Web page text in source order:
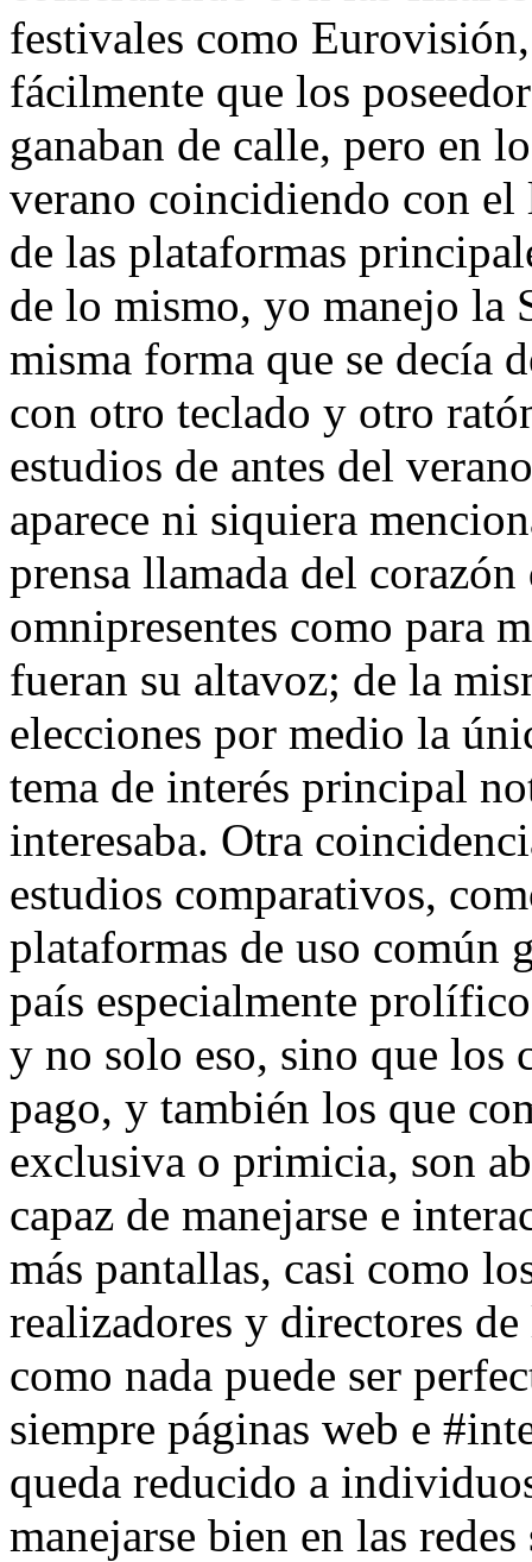
festivales como
fácilmente que los
ganaban de calle, pero en
verano coincidiendo con el
de las plataformas
de lo mismo, yo manejo la
misma forma que se decía
con otro teclado y otro
estudios de antes del
aparece ni siquiera
prensa llamada del corazón
omnipresentes como para
fueran su altavoz; de la
elecciones por medio la
tema de interés principal
interesaba. Otra
estudios comparativos,
plataformas de uso común
país especialmente
y no solo eso, sino que los
pago, y también los que
exclusiva o primicia, son
capaz de manejarse e
más pantallas, casi como
realizadores y directores
como nada puede ser
siempre páginas web e
queda reducido a
manejarse bien en las